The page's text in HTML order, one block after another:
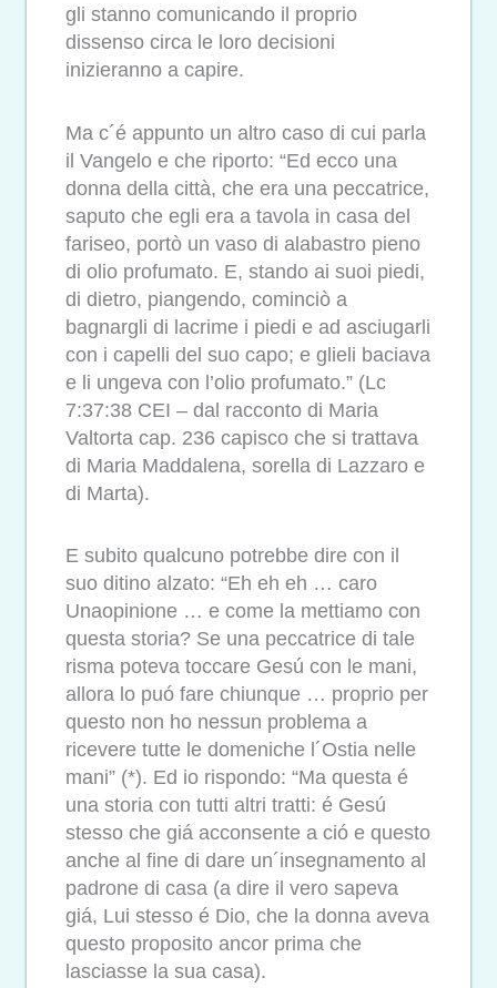
gli stanno comunicando il proprio
dissenso circa le loro decisioni
inizieranno a capire.
Ma c´é appunto un altro caso di cui parla
il Vangelo e che riporto: “Ed ecco una
donna della città, che era una peccatrice,
saputo che egli era a tavola in casa del
fariseo, portò un vaso di alabastro pieno
di olio profumato. E, stando ai suoi piedi,
di dietro, piangendo, cominciò a
bagnargli di lacrime i piedi e ad asciugarli
con i capelli del suo capo; e glieli baciava
e li ungeva con l’olio profumato.” (Lc
7:37:38 CEI – dal racconto di Maria
Valtorta cap. 236 capisco che si trattava
di Maria Maddalena, sorella di Lazzaro e
di Marta).
E subito qualcuno potrebbe dire con il
suo ditino alzato: “Eh eh eh … caro
Unaopinione … e come la mettiamo con
questa storia? Se una peccatrice di tale
risma poteva toccare Gesú con le mani,
allora lo puó fare chiunque … proprio per
questo non ho nessun problema a
ricevere tutte le domeniche l´Ostia nelle
mani” (*). Ed io rispondo: “Ma questa é
una storia con tutti altri tratti: é Gesú
stesso che giá acconsente a ció e questo
anche al fine di dare un´insegnamento al
padrone di casa (a dire il vero sapeva
giá, Lui stesso é Dio, che la donna aveva
questo proposito ancor prima che
lasciasse la sua casa).